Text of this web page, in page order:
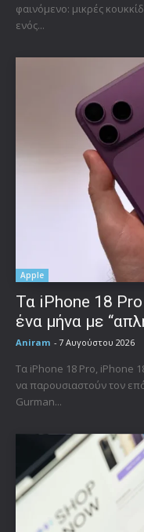
φαινόμενο: μικρές
ενός...
Apple
Τα iPhone 18
ένα μήνα με
Aniram - 7 Αυγούστου 2026
Τα iPhone 18 Pro, iPhone
να παρουσιαστούν τον
Gurman...